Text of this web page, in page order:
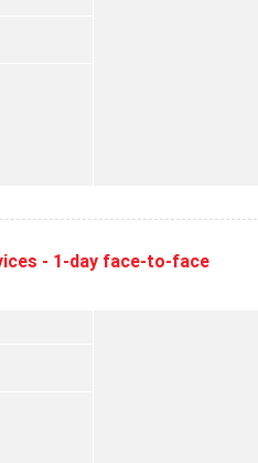
- 1-day face-to-face